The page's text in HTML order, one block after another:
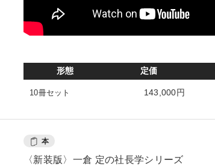
形態 定価
10冊セット 143,000円
本
〈新装版〉一倉 定の社長学シリーズ